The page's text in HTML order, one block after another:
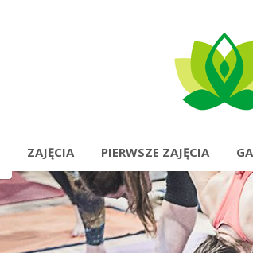
ZAJĘCIA PIERWSZE ZAJĘCIA